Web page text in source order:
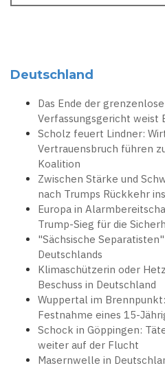
Deutschland
Das Ende der
Verfassungsgericht weist
Scholz feuert Lindner:
Vertrauensbruch führen
Koalition
Zwischen Stärke und
nach Trumps Rückkehr
Europa in
Trump-Sieg für die
"Sächsische
Deutschlands
Klimaschützerin oder
Beschuss in Deutschland
Wuppertal im
Festnahme eines 15-
Schock in Göppingen:
weiter auf der Flucht
Masernwelle in